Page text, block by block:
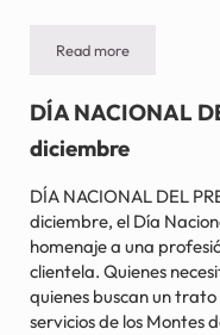
Read more
DÍA SIN
DÍA NACIONAL
diciembre
DÍA NACIONAL DEL
diciembre, el Día
homenaje a una
clientela. Quienes
quienes buscan un
servicios de los Montes